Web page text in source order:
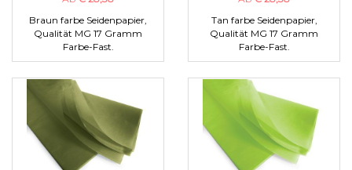
Braun farbe Seidenpapier,
Qualität MG 17 Gramm
Farbe-Fast.
Tan farbe Seidenpapier,
Qualität MG 17 Gramm
Farbe-Fast.